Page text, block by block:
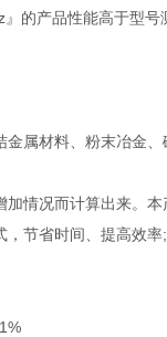
的产品性能高于型号
属材料、粉末冶金
情况而计算出来。
节省时间、提高效率